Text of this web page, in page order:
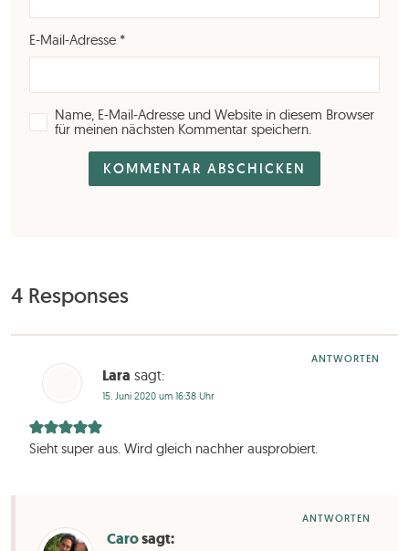
4 Responses
Lara sagt:
15. Juni 2020 um 16:38 Uhr
Sieht super aus. Wird gleich nachher ausprobiert.
ANTWORTEN
Carosagt:
ANTWORTEN
E-Mail-Adresse *
Name, E-Mail-Adresse und Website in diesem Browser
für meinen nächsten Kommentar speichern.